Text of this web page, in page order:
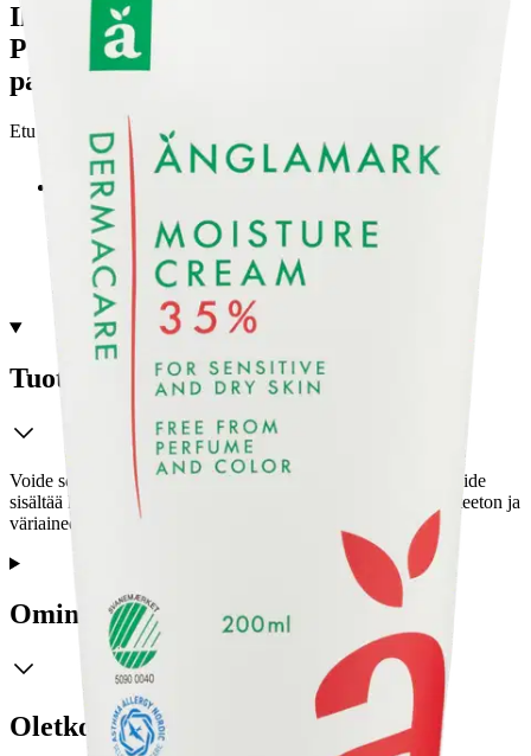
Ilmainen toimitus yli 100 €:n tilauksille
Postin pakettiautomaattiin tai
palvelupisteeseen!
Etu ei koske Suuri‑lisäpalvelulla toimitettavia tuotteita.
Tarkista myymäläsaatavuus
Tuotekuvaus
Voide sopii kuivan ja ärtyneen ihon päivittäiseen hoitoon. Voide
sisältää kosteuttavaa karitevoita. Rasvapitoisuus 35 %.Hajusteeton ja
väriaineeton.
Ominaisuudet
Oletko tyytyväinen tuotetietoihin?